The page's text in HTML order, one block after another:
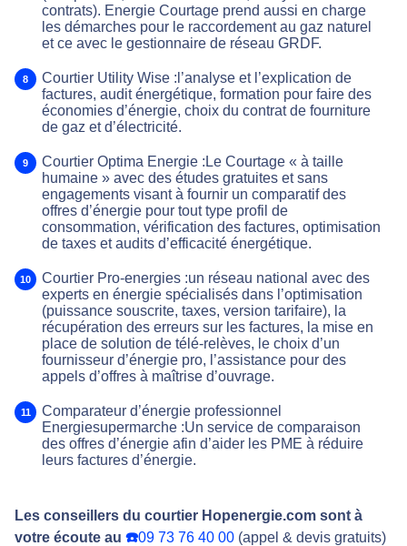
contrats). Energie Courtage prend aussi en charge
les démarches pour le raccordement au gaz naturel
et ce avec le gestionnaire de réseau GRDF.
Courtier Utility Wise :l’analyse et l’explication de
factures, audit énergétique, formation pour faire des
économies d’énergie, choix du contrat de fourniture
de gaz et d’électricité.
Courtier Optima Energie :Le Courtage « à taille
humaine » avec des études gratuites et sans
engagements visant à fournir un comparatif des
offres d’énergie pour tout type profil de
consommation, vérification des factures, optimisation
de taxes et audits d’efficacité énergétique.
Courtier Pro-energies :un réseau national avec des
experts en énergie spécialisés dans l’optimisation
(puissance souscrite, taxes, version tarifaire), la
récupération des erreurs sur les factures, la mise en
place de solution de télé-relèves, le choix d’un
fournisseur d’énergie pro, l’assistance pour des
appels d’offres à maîtrise d’ouvrage.
Comparateur d’énergie professionnel
Energiesupermarche :Un service de comparaison
des offres d’énergie afin d’aider les PME à réduire
leurs factures d’énergie.
Les conseillers du courtier Hopenergie.com sont à
votre écoute au ☎️09 73 76 40 00 (appel & devis gratuits)